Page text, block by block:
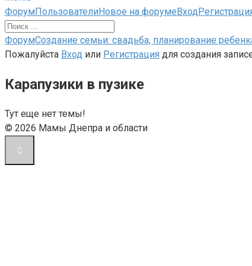
Навигация
Форума
ФорумПользователиНовое на форумеВход
Форум
breadcrumbs
Вы
ФорумСоздание семьи: свадьба, планирование
Пожалуйста Вход или Регистрация для создания
Карапузики в пузике
Тут еще нет темы!
© 2026 Мамы Днепра и области